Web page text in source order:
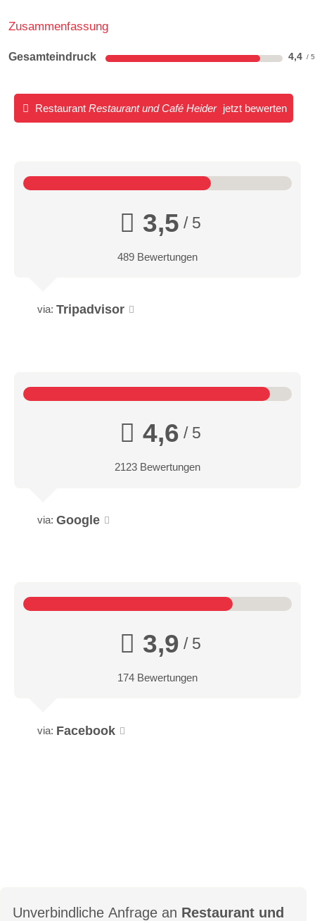
Zusammenfassung
Gesamteindruck 4,4
Restaurant Restaurant und Café Heider jetzt bewerten
3,5 / 5
489 Bewertungen
via: Tripadvisor
4,6 / 5
2123 Bewertungen
via: Google
3,9 / 5
174 Bewertungen
via: Facebook
Unverbindliche Anfrage an Restaurant und